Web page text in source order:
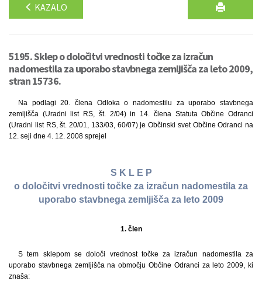
KAZALO
5195. Sklep o določitvi vrednosti točke za izračun
nadomestila za uporabo stavbnega zemljišča za leto 2009,
stran 15736.
Na podlagi 20. člena Odloka o nadomestilu za uporabo stavbnega
zemljišča (Uradni list RS, št. 2/04) in 14. člena Statuta Občine Odranci
(Uradni list RS, št. 20/01, 133/03, 60/07) je Občinski svet Občine Odranci na
12. seji dne 4. 12. 2008 sprejel
S K L E P
o določitvi vrednosti točke za izračun nadomestila za
uporabo stavbnega zemljišča za leto 2009
1. člen
S tem sklepom se določi vrednost točke za izračun nadomestila za
uporabo stavbnega zemljišča na območju Občine Odranci za leto 2009, ki
znaša: